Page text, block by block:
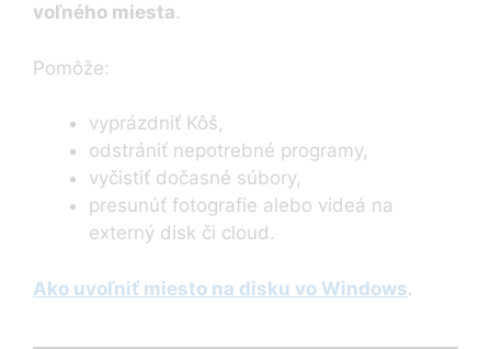
voľného miesta.
Pomôže:
vyprázdniť Kôš,
odstrániť nepotrebné programy,
vyčistiť dočasné súbory,
presunúť fotografie alebo videá na
externý disk či cloud.
Ako uvoľniť miesto na disku vo Windows.